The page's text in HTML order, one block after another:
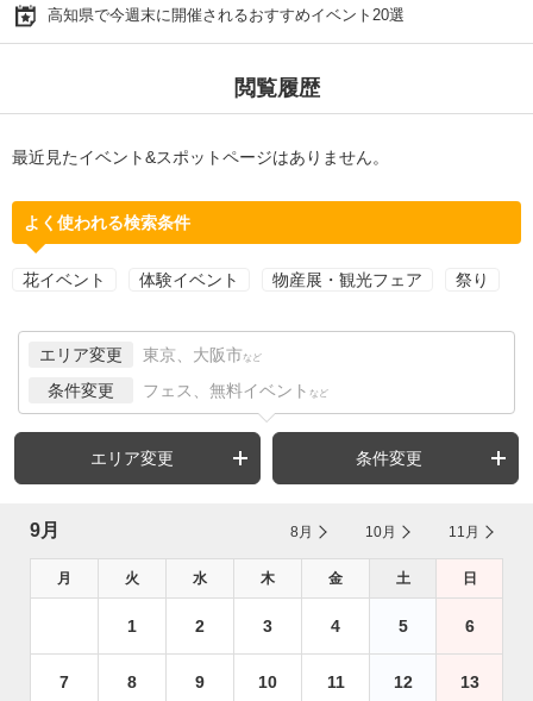
高知県で今週末に開催されるおすすめイベント20選
閲覧履歴
最近見たイベント&スポットページはありません。
よく使われる検索条件
花イベント 体験イベント 物産展・観光フェア 祭り
エリア変更 東京、大阪市 など
条件変更 フェス、無料イベント など
エリア変更 条件変更
9月 8月 10月 11月
月 火 水 木 金 土 日
1 2 3 4 5 6
7 8 9 10 11 12 13